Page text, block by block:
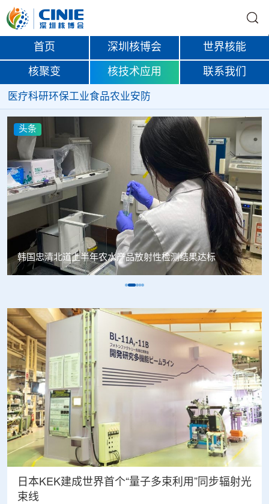
首页 深圳核博会 世界核能
核聚变 核技术应用 联系我们
医疗科研环保工业食品农业安防
头条
Oklo格罗夫斯同位素试验反应堆实现首次临界
日本KEK建成世界首个“量子多束利用”同步辐射光
束线